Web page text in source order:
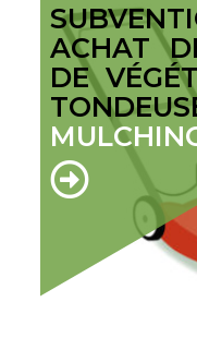
ACHAT
DE